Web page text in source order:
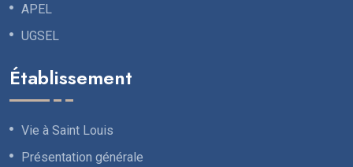
APEL
UGSEL
Établissement
Vie à Saint Louis
Présentation générale